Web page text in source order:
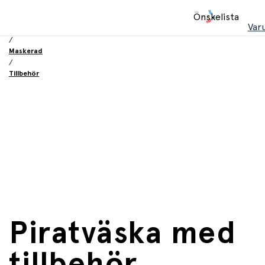
Önskelista
/
Maskerad
/
Tillbehör
Piratväska med